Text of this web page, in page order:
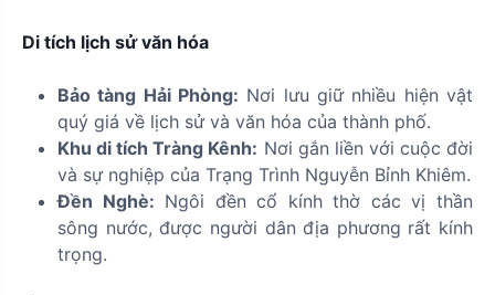
Di tích lịch sử văn hóa
Bảo tàng Hải Phòng: Nơi lưu giữ nhiều hiện vật
quý giá về lịch sử và văn hóa của thành phố.
Khu di tích Tràng Kênh: Nơi gắn liền với cuộc đời
và sự nghiệp của Trạng Trình Nguyễn Bỉnh Khiêm.
Đền Nghè: Ngôi đền cổ kính thờ các vị thần
sông nước, được người dân địa phương rất kính
trọng.